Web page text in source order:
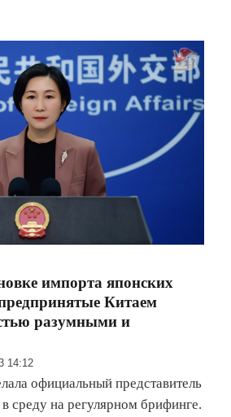
импорта японских
Китаем
разумными и
14:12
официальный представитель
на регулярном брифинге.